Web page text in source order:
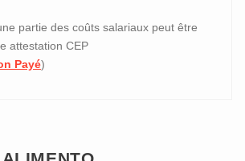
partie des coûts salariaux peut être
attestation CEP
Payé)